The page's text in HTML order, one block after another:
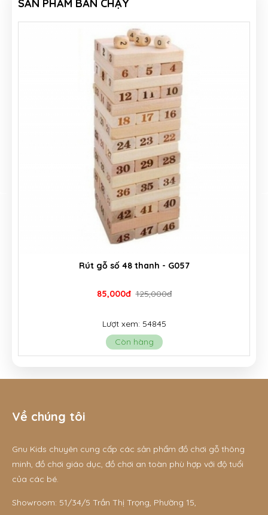
SẢN PHẨM BÁN CHẠY
Rút gỗ số 48 thanh - G057
85,000đ 125,000đ
Lượt xem: 54845
Còn hàng
Về chúng tôi
Gnu Kids chuyên cung cấp các sản phẩm đồ chơi gỗ thông
minh, đồ chơi giáo dục, đồ chơi an toàn phù hợp với độ tuổi
của các bé.
Showroom: 51/34/5 Trần Thị Trọng, Phường 15,